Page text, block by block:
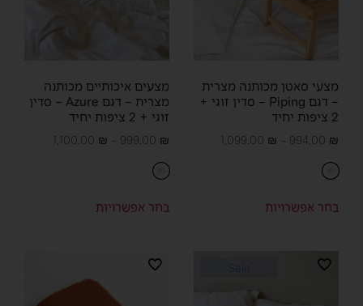
מצעי סאטן מכותנה מצרית
– דגם Piping – סדין זוגי +
2 ציפות יחיד
994.00 ₪
–
1,099.00 ₪
בחר אפשרויות
מצעים איכותיים מכותנה
מצרית – דגם Azure – סדין
זוגי + 2 ציפות יחיד
999.00 ₪
–
1,100.00 ₪
בחר אפשרויות